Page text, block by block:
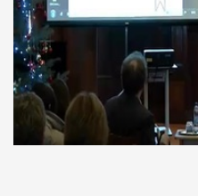
MEGOSZTÁS